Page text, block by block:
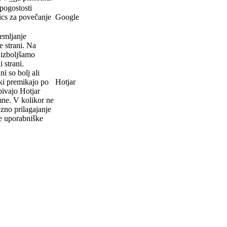
za povečanje Google
strani. Na
strani.
so bolj ali
premikajo po
Hotjar
V kolikor ne
prilagajanje
uporabniške
Hotjar